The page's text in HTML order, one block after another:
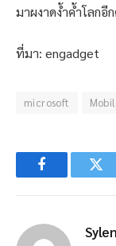
มาผงาดง้ำค้ำโลกอี
ที่มา: engadget
microsoft
Facebook